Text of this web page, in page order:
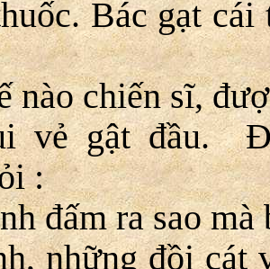
Bác gạt cái
chiến sĩ,
vẻ gật đầu.
:
ra sao mà
những đồi cát